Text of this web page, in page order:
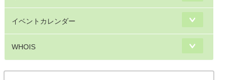
イベントカレンダー
WHOIS